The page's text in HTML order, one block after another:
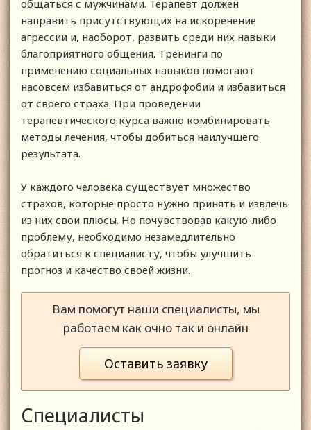
общаться с мужчинами. Терапевт должен
направить присутствующих на искоренение
агрессии и, наоборот, развить среди них навыки
благоприятного общения. Тренинги по
применению социальных навыков помогают
насовсем избавиться от андрофобии и избавиться
от своего страха. При проведении
терапевтического курса важно комбинировать
методы лечения, чтобы добиться наилучшего
результата.
У каждого человека существует множество
страхов, которые просто нужно принять и извлечь
из них свои плюсы. Но почувствовав какую-либо
проблему, необходимо незамедлительно
обратиться к специалисту, чтобы улучшить
прогноз и качество своей жизни.
Вам помогут наши специалисты, мы
работаем как очно так и онлайн
Оставить заявку
Специалисты